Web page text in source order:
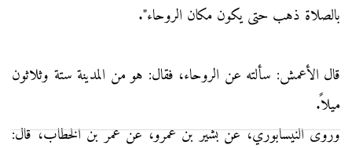
بالصلاة ذهب حتى يكون مكان الروحاء".
قال الأعمش: سألته عن الروحاء، فقال: هو من المدينة ستة وثلاثون
ميلاً.
وروى النيسابوري، عن بشير بن عمرو، عن عمر بن الخطاب، قال: